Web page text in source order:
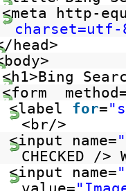
<meta http-
charset=utf-
head>
<h1>Bing
<form
<label for=
<br/>
<input name=
CHECKED />
<input name=